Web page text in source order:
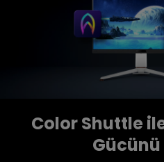
Color Shuttle
Gücünü